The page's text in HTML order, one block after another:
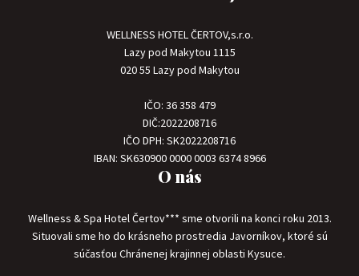
WELLNESS HOTEL ČERTOV,s.r.o.
Lazy pod Makytou 1115
020 55 Lazy pod Makytou
IČO: 36 358 479
DIČ:2022208716
IČO DPH: SK2022208716
IBAN: SK630900 0000 0003 6374 8966
O nás
Wellness & Spa Hotel Čertov*** sme otvorili na konci roku 2013.
Situovali sme ho do krásneho prostredia Javorníkov, ktoré sú
súčasťou Chránenej krajinnej oblasti Kysuce.